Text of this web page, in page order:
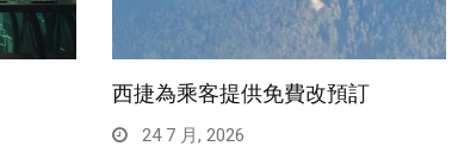
西捷為乘客提供免費改預訂
24 7 月, 2026